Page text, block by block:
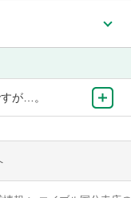
が…。